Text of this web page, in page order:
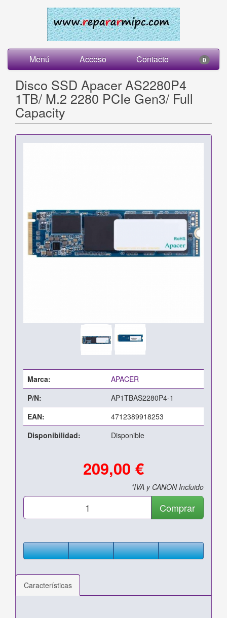
Menú Acceso Contacto 0
Disco SSD Apacer AS2280P4
1TB/ M.2 2280 PCIe Gen3/ Full
Capacity
Marca:
APACER
P/N:
AP1TBAS2280P4-1
EAN:
4712389918253
Disponibilidad:
Disponible
209,00 €
*IVA y CANON Incluido
Comprar
Características